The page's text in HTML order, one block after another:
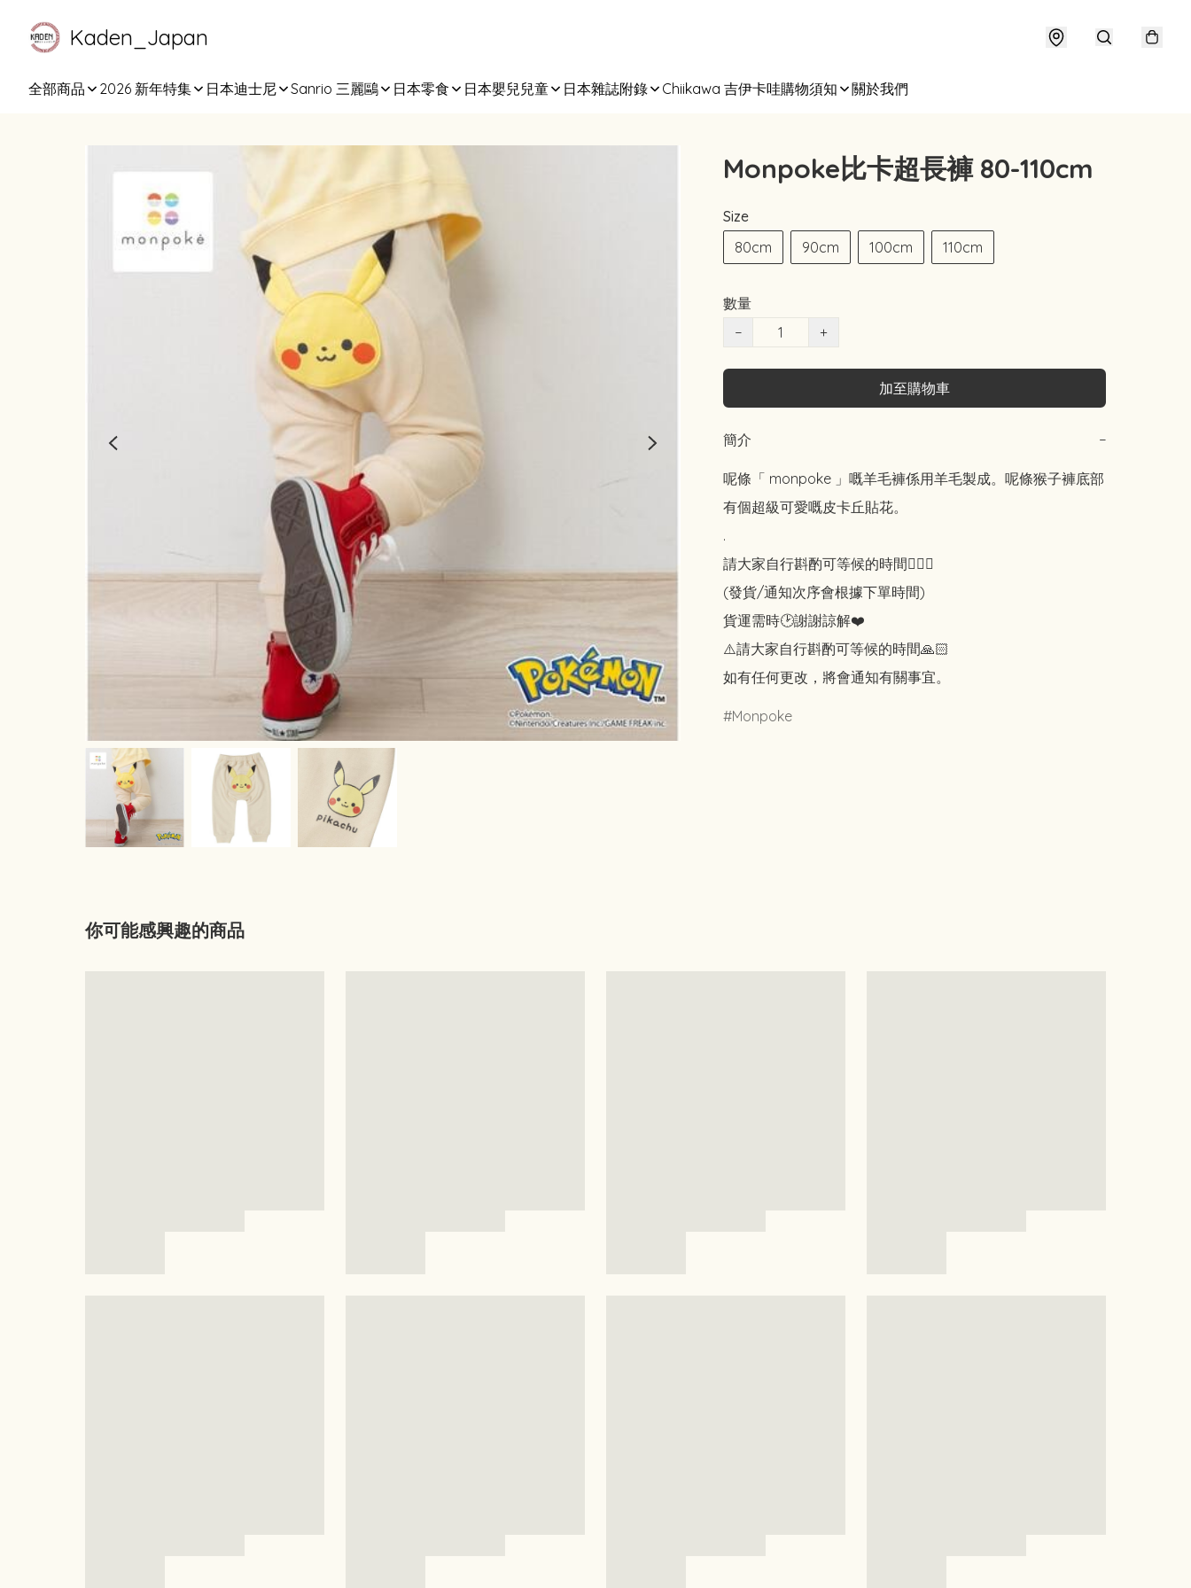
Kaden_Japan
全部商品 2026 新年特集 日本迪士尼 Sanrio 三麗鷗 日本零食 日本嬰兒兒童 日本雜誌附錄 Chiikawa 吉伊卡哇購物須知 關於我們
Monpoke比卡超長褲 80-110cm
Size
80cm
90cm 100cm 110cm
數量
−
+
加至購物車
簡介 −
呢條「 monpoke 」嘅羊毛褲係用羊毛製成。呢條猴子褲底部
有個超級可愛嘅皮卡丘貼花。
.
請大家自行斟酌可等候的時間🙇🏻‍♀️
(發貨/通知次序會根據下單時間)
貨運需時🕑謝謝諒解❤️
⚠️請大家自行斟酌可等候的時間🙏🏻
如有任何更改，將會通知有關事宜。
Monpoke
你可能感興趣的商品